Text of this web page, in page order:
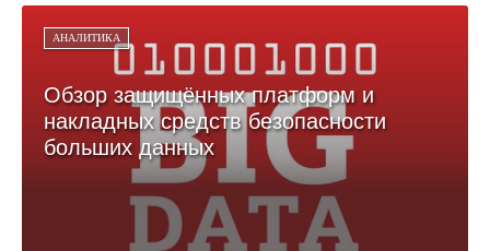
АНАЛИТИКА
Обзор защищённых платформ и
накладных средств безопасности
больших данных